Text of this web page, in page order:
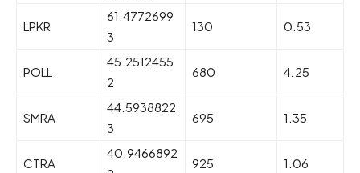
LPKR
61.4772699
3
130 0.53
POLL
45.2512455
2
680 4.25
SMRA
44.5938822
3
695 1.35
CTRA
40.9466892
925 1.06